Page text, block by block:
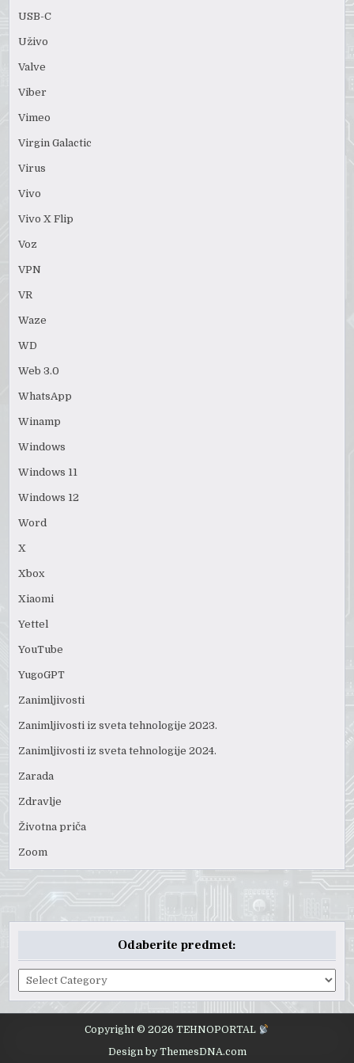
USB-C
Uživo
Valve
Viber
Vimeo
Virgin Galactic
Virus
Vivo
Vivo X Flip
Voz
VPN
VR
Waze
WD
Web 3.0
WhatsApp
Winamp
Windows
Windows 11
Windows 12
Word
X
Xbox
Xiaomi
Yettel
YouTube
YugoGPT
Zanimljivosti
Zanimljivosti iz sveta tehnologije 2023.
Zanimljivosti iz sveta tehnologije 2024.
Zarada
Zdravlje
Životna priča
Zoom
Odaberite predmet:
Odaberite
predmet:
Copyright © 2026 TEHNOPORTAL
Design by ThemesDNA.com